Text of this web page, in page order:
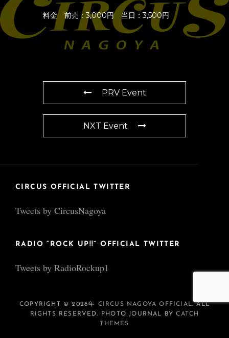
料金 前売：3,000円 当日：3,500円
PRV Event
NXT Event
CIRCUS OFFICIAL TWITTER
Tweets by CircusNagoya
RADIO “ROCK UP!!” OFFICIAL TWITTER
Tweets by RadioRockup1
COPYRIGHT © 2026年 CIRCUS NAGOYA OFFICIAL. ALL
RIGHTS RESERVED. PHOTO JOURNAL BYCATCH
THEMES